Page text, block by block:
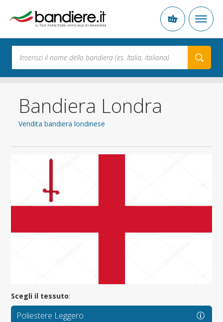
Bandiera Londra
Vendita bandiera londinese
Scegli il tessuto:
Poliestere Leggero